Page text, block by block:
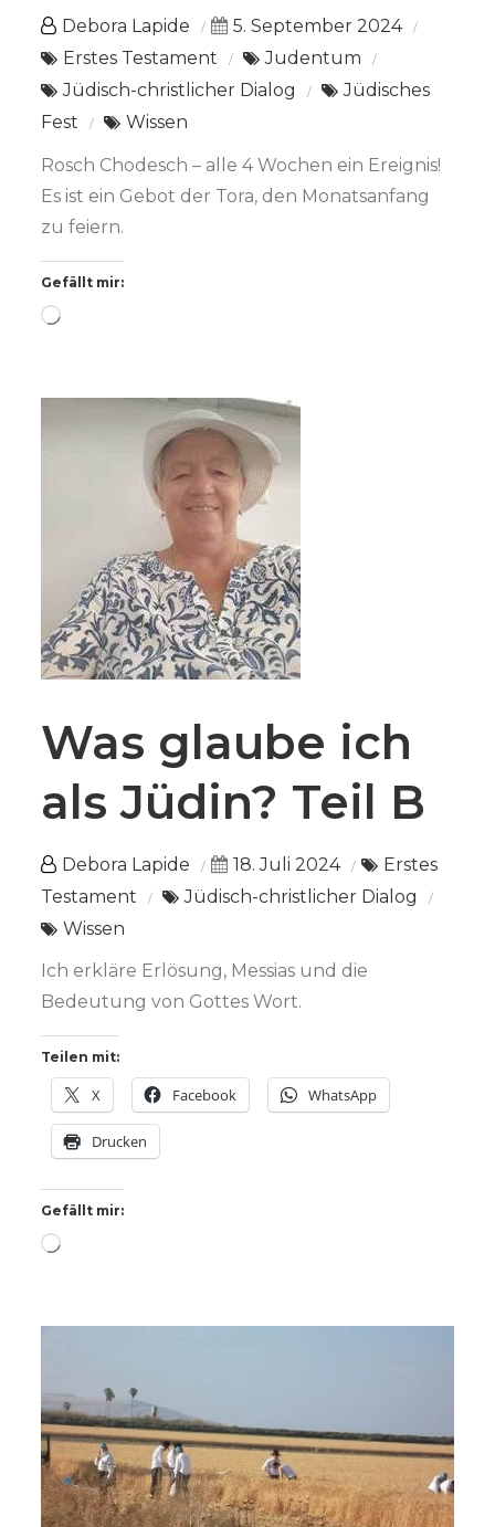
Debora Lapide
5. September 2024
Erstes Testament
Judentum
Jüdisch-christlicher Dialog
Jüdisches
Fest
Wissen
Rosch Chodesch – alle 4 Wochen ein Ereignis!
Es ist ein Gebot der Tora, den Monatsanfang
zu feiern.
Gefällt mir:
Wird
Was glaube ich
als Jüdin? Teil B
Debora Lapide 18. Juli 2024
Erstes
Testament
Jüdisch-christlicher Dialog
Wissen
Ich erkläre Erlösung, Messias und die
Bedeutung von Gottes Wort.
Teilen mit:
X Facebook WhatsApp
Drucken
Gefällt mir:
Wird